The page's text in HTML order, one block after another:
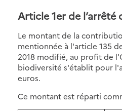
Article 1er de
Le montant de la
mentionnée à l'article 135
2018 modifié, au profit de
biodiversité s'établit pour
euros.
Ce montant est réparti